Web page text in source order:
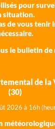
pour
situation.
de vous tenir
le bulletin de
de la
(30)
2026 à 16h